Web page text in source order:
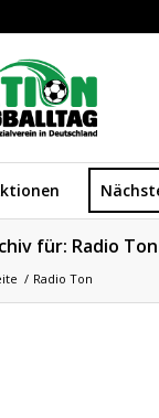
für: Radio Ton
/ Radio Ton